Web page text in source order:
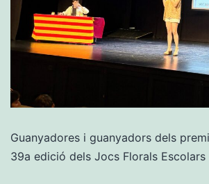
Guanyadores i guanyadors dels
39a edició dels Jocs Florals Escolars